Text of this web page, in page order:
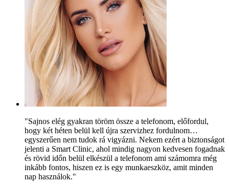
"Sajnos elég gyakran töröm össze a telefonom, előfordul,
hogy két héten belül kell újra szervizhez fordulnom…
egyszerűen nem tudok rá vigyázni. Nekem ezért a biztonságot
jelenti a Smart Clinic, ahol mindig nagyon kedvesen fogadnak
és rövid időn belül elkészül a telefonom ami számomra még
inkább fontos, hiszen ez is egy munkaeszköz, amit minden
nap használok."